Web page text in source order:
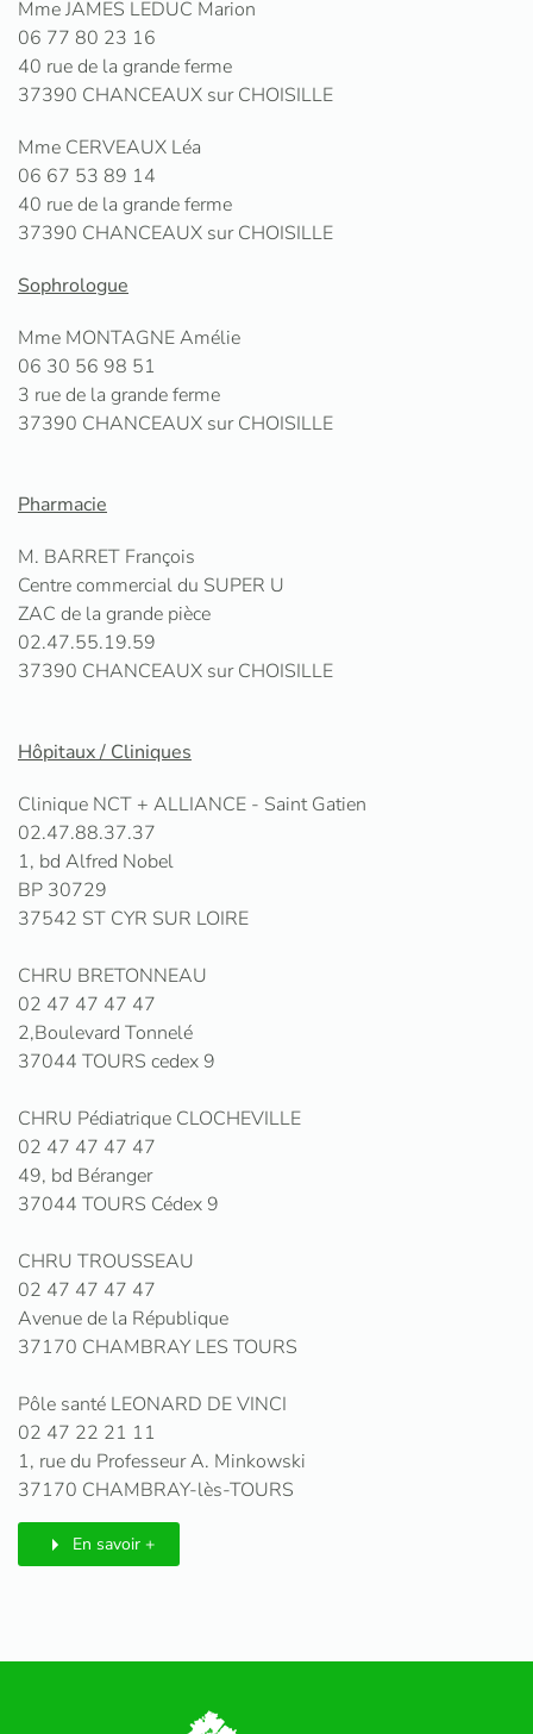
Mme JAMES LEDUC Marion
06 77 80 23 16
40 rue de la grande ferme
37390 CHANCEAUX sur CHOISILLE
Mme CERVEAUX Léa
06 67 53 89 14
40 rue de la grande ferme
37390 CHANCEAUX sur CHOISILLE
Sophrologue
Mme MONTAGNE Amélie
06 30 56 98 51
3 rue de la grande ferme
37390 CHANCEAUX sur CHOISILLE
Pharmacie
M. BARRET François
Centre commercial du SUPER U
ZAC de la grande pièce
02.47.55.19.59
37390 CHANCEAUX sur CHOISILLE
Hôpitaux / Cliniques
Clinique NCT + ALLIANCE - Saint Gatien
02.47.88.37.37
1, bd Alfred Nobel
BP 30729
37542 ST CYR SUR LOIRE
CHRU BRETONNEAU
02 47 47 47 47
2,Boulevard Tonnelé
37044 TOURS cedex 9
CHRU Pédiatrique CLOCHEVILLE
02 47 47 47 47
49, bd Béranger
37044 TOURS Cédex 9
CHRU TROUSSEAU
02 47 47 47 47
Avenue de la République
37170 CHAMBRAY LES TOURS
Pôle santé LEONARD DE VINCI
02 47 22 21 11
1, rue du Professeur A. Minkowski
37170 CHAMBRAY-lès-TOURS
En savoir +